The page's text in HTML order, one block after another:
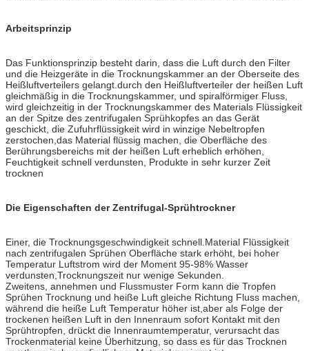
Arbeitsprinzip
Das Funktionsprinzip besteht darin, dass die Luft durch den Filter
und die Heizgeräte in die Trocknungskammer an der Oberseite des
Heißluftverteilers gelangt.durch den Heißluftverteiler der heißen Luft
gleichmäßig in die Trocknungskammer, und spiralförmiger Fluss,
wird gleichzeitig in der Trocknungskammer des Materials Flüssigkeit
an der Spitze des zentrifugalen Sprühkopfes an das Gerät
geschickt, die Zufuhrflüssigkeit wird in winzige Nebeltropfen
zerstochen,das Material flüssig machen, die Oberfläche des
Berührungsbereichs mit der heißen Luft erheblich erhöhen,
Feuchtigkeit schnell verdunsten, Produkte in sehr kurzer Zeit
trocknen
Die Eigenschaften der Zentrifugal-Sprühtrockner
Einer, die Trocknungsgeschwindigkeit schnell.Material Flüssigkeit
nach zentrifugalen Sprühen Oberfläche stark erhöht, bei hoher
Temperatur Luftstrom wird der Moment 95-98% Wasser
verdunsten,Trocknungszeit nur wenige Sekunden.
Zweitens, annehmen und Flussmuster Form kann die Tropfen
Sprühen Trocknung und heiße Luft gleiche Richtung Fluss machen,
während die heiße Luft Temperatur höher ist,aber als Folge der
trockenen heißen Luft in den Innenraum sofort Kontakt mit den
Sprühtropfen, drückt die Innenraumtemperatur, verursacht das
Trockenmaterial keine Überhitzung, so dass es für das Trocknen